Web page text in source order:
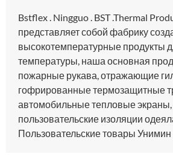
Bstflex . Ningguo . BST .Thermal
представляет собой фабрику
высокотемпературные продукты
температуры, наша основная
пожарные рукава, отражающие
гофрированные термозащитные
автомобильные тепловые экраны,
пользовательские изоляции
Пользовательские товары Унимин